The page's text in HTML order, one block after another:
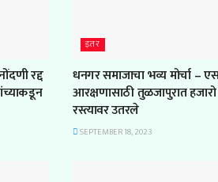
रद्द
इतर
धनगर समाजाचा भव्य मोर्चा –
आरक्षणासाठी तुळजापुरात
रस्त्यावर उतरले
SEPTEMBER 18, 2023